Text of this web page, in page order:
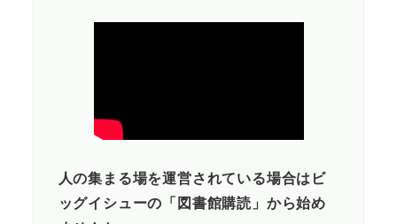
人の集まる場を運営されている場合はビ
ッグイシューの「図書館購読」から始め